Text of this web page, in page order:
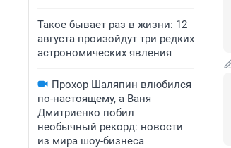
Такое бывает раз в жизни: 12
августа произойдут три редких
астрономических явления
Прохор Шаляпин влюбился
по-настоящему, а Ваня
Дмитриенко побил
необычный рекорд: новости
из мира шоу-бизнеса